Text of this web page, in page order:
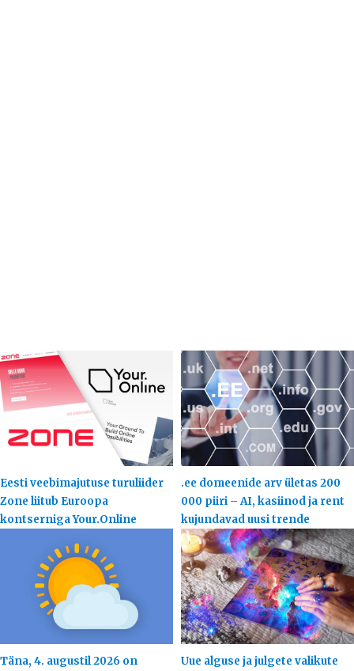
Eesti veebimajutuse turuliider
Zone liitub Euroopa
kontserniga Your.Online
.ee domeenide arv ületas 200
000 piiri – AI, kasiinod ja rent
kujundavad uusi trende
Täna, 4. augustil 2026 on
Uue alguse ja julgete valikute